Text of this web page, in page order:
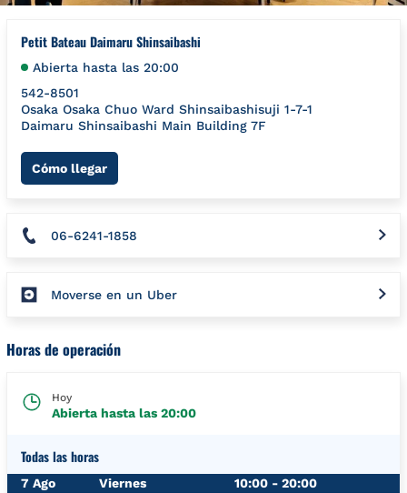
Petit Bateau Daimaru Shinsaibashi
Abierta hasta las 20:00
542-8501
Osaka Osaka Chuo Ward Shinsaibashisuji 1-7-1
Daimaru Shinsaibashi Main Building 7F
Cómo llegarLink Opens in New Tab
06-6241-1858
Moverse en un Uber
Horas de operación
Hoy
Abierta hasta las 20:00
Todas las horas
Día de la semanaHorario
7 Ago Viernes 10:00 - 20:00